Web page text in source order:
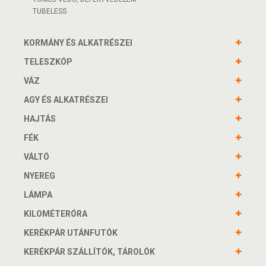
TUBELESS
KORMÁNY ÉS ALKATRÉSZEI
TELESZKÓP
VÁZ
AGY ÉS ALKATRÉSZEI
HAJTÁS
FÉK
VÁLTÓ
NYEREG
LÁMPA
KILOMÉTERÓRA
KERÉKPÁR UTÁNFUTÓK
KERÉKPÁR SZÁLLÍTÓK, TÁROLÓK